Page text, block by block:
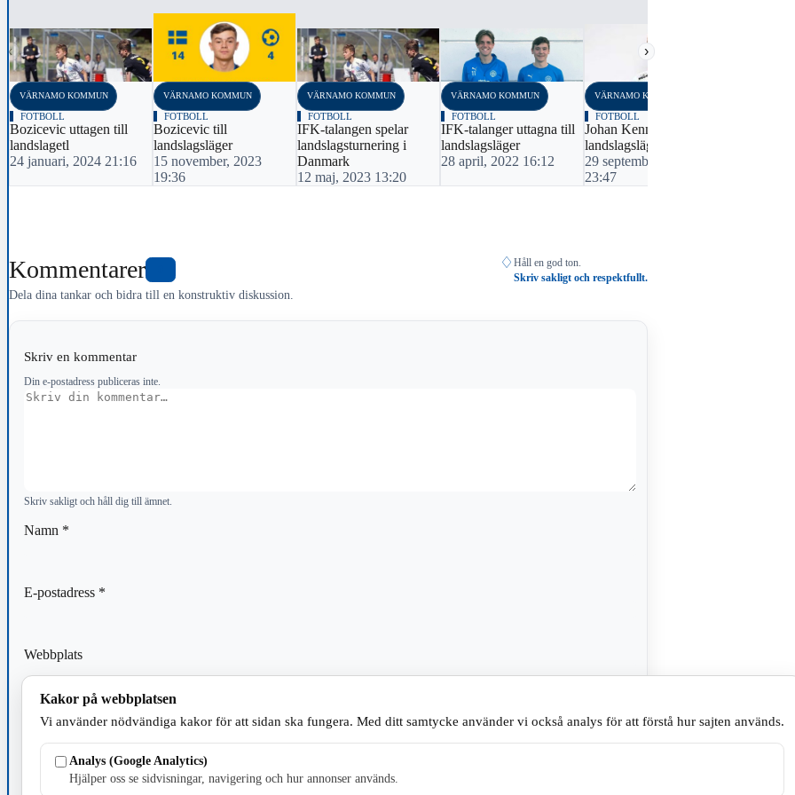
‹ ›
VÄRNAMO KOMMUN
FOTBOLL
Bozicevic uttagen till
landslagetl
24 januari, 2024 21:16
VÄRNAMO KOMMUN
FOTBOLL
Bozicevic till
landslagsläger
15 november, 2023
19:36
VÄRNAMO KOMMUN
FOTBOLL
IFK-talangen spelar
landslagsturnering i
Danmark
12 maj, 2023 13:20
VÄRNAMO KOMMUN
FOTBOLL
IFK-talanger uttagna till
landslagsläger
28 april, 2022 16:12
VÄRNAMO KOMMUN
FOTBOLL
Johan Kenneryd till
landslagsläger
29 september, 2020
23:47
Kommentarer
Dela dina tankar och bidra till en konstruktiv diskussion.
♢ Håll en god ton.
Skriv sakligt och respektfullt.
Skriv en kommentar
Din e-postadress publiceras inte.
Kommentar
Skriv sakligt och håll dig till ämnet.
Namn *
E-postadress *
Webbplats
Spara mitt namn, min e-postadress och webbplats i denna webbläsare till nästa gång jag skriver en
Kakor på webbplatsen
Vi använder nödvändiga kakor för att sidan ska fungera. Med ditt samtycke använder vi också analys för att förstå hur sajten används.
Analys (Google Analytics)
Hjälper oss se sidvisningar, navigering och hur annonser används.